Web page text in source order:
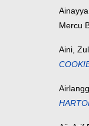
Mercu
Aini,